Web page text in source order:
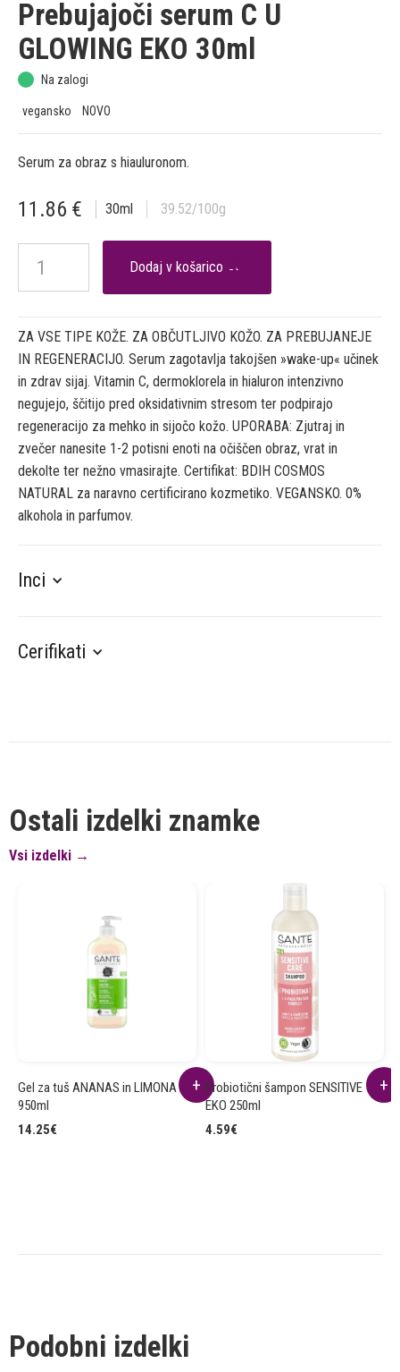
Prebujajoči serum C U
GLOWING EKO 30ml
Na zalogi
vegansko NOVO
Serum za obraz s hiauluronom.
11.86 € 30ml 39.52/100g

ZA VSE TIPE KOŽE. ZA OBČUTLJIVO KOŽO. ZA PREBUJANEJE
IN REGENERACIJO. Serum zagotavlja takojšen »wake-up« učinek
in zdrav sijaj. Vitamin C, dermoklorela in hialuron intenzivno
negujejo, ščitijo pred oksidativnim stresom ter podpirajo
regeneracijo za mehko in sijočo kožo. UPORABA: Zjutraj in
zvečer nanesite 1-2 potisni enoti na očiščen obraz, vrat in
dekolte ter nežno vmasirajte. Certifikat: BDIH COSMOS
NATURAL za naravno certificirano kozmetiko. VEGANSKO. 0%
alkohola in parfumov.
Inci
Cerifikati
Ostali izdelki znamke
Vsi izdelki →
Gel za tuš ANANAS in LIMONA
950ml
14.25€
Probiotični šampon SENSITIVE
EKO 250ml
4.59€
Podobni izdelki